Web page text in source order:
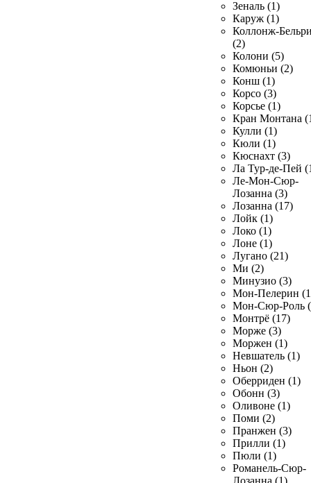
Зеналь (1)
Каруж (1)
Коллонж-
(2)
Колони (5)
Комюньи (2)
Конш (1)
Корсо (3)
Корсье (1)
Кран Монтана
Кулли (1)
Кюли (1)
Кюснахт (3)
Ла Тур-де-Пей
Ле-Мон-Сюр-
Лозанна (3)
Лозанна (17)
Лойк (1)
Локо (1)
Лоне (1)
Лугано (21)
Ми (2)
Минузио (3)
Мон-Пелерин
Мон-Сюр-Роль
Монтрё (17)
Морже (3)
Моржен (1)
Невшатель (1)
Ньон (2)
Оберриден (1)
Обонн (3)
Оливоне (1)
Поми (2)
Пранжен (3)
Прилли (1)
Пюли (1)
Романель-Сюр-
Лозанна (1)